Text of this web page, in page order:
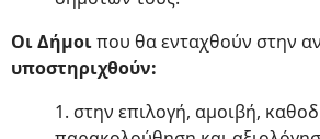
Οι Δήμοιπου θα ενταχθούν στην
υποστηριχθούν:
1. στην επιλογή, αμοιβή,